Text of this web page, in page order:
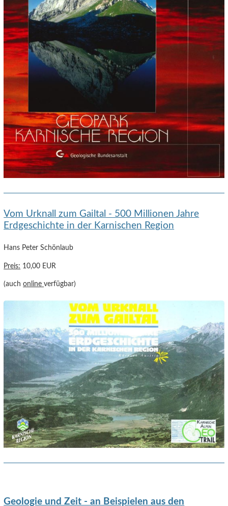
Vom Urknall zum Gailtal - 500 Millionen Jahre
Erdgeschichte in der Karnischen Region
Hans Peter Schönlaub
Preis: 10,00 EUR
(auchonlineverfügbar)
Geologie und Zeit - an Beispielen aus den